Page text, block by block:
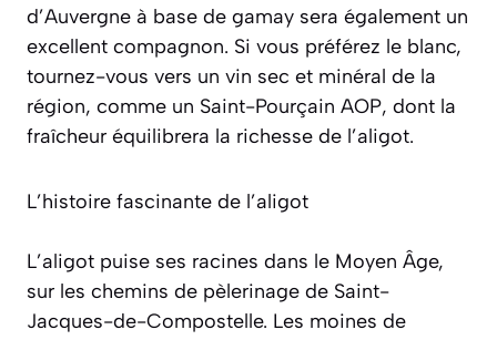
d’Auvergne à base de gamay sera également un
excellent compagnon. Si vous préférez le blanc,
tournez-vous vers un vin sec et minéral de la
région, comme un Saint-Pourçain AOP, dont la
fraîcheur équilibrera la richesse de l’aligot.
L’histoire fascinante de l’aligot
L’aligot puise ses racines dans le Moyen Âge,
sur les chemins de pèlerinage de Saint-
Jacques-de-Compostelle. Les moines de